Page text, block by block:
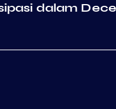
dalam